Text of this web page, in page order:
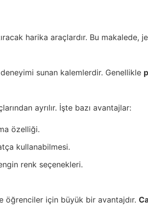
harika araçlardır. Bu
sunan kalemlerdir. Genellikle
ayrılır. İşte bazı avantajlar:
özelliği.
kullanabilmesi.
renk seçenekleri.
öğrenciler için büyük bir avantajdır.